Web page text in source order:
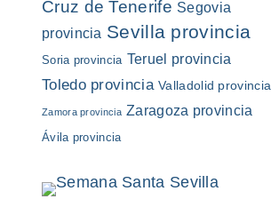
Cruz de Tenerife Segovia
provincia Sevilla provincia
Soria provincia Teruel provincia
Toledo provincia Valladolid provincia
Zamora provincia Zaragoza provincia
Ávila provincia